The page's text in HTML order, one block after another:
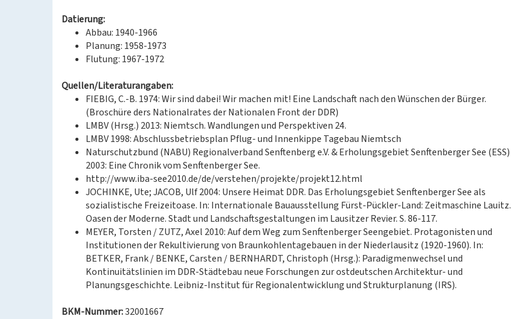
Datierung:
Abbau: 1940-1966
Planung: 1958-1973
Flutung: 1967-1972
Quellen/Literaturangaben:
FIEBIG, C.-B. 1974: Wir sind dabei! Wir machen mit! Eine Landschaft nach den Wünschen der Bürger.
(Broschüre ders Nationalrates der Nationalen Front der DDR)
LMBV (Hrsg.) 2013: Niemtsch. Wandlungen und Perspektiven 24.
LMBV 1998: Abschlussbetriebsplan Pflug- und Innenkippe Tagebau Niemtsch
Naturschutzbund (NABU) Regionalverband Senftenberg e.V. & Erholungsgebiet Senftenberger See (ESS)
2003: Eine Chronik vom Senftenberger See.
http://www.iba-see2010.de/de/verstehen/projekte/projekt12.html
JOCHINKE, Ute; JACOB, Ulf 2004: Unsere Heimat DDR. Das Erholungsgebiet Senftenberger See als
sozialistische Freizeitoase. In: Internationale Bauausstellung Fürst-Pückler-Land: Zeitmaschine Lauitz.
Oasen der Moderne. Stadt und Landschaftsgestaltungen im Lausitzer Revier. S. 86-117.
MEYER, Torsten / ZUTZ, Axel 2010: Auf dem Weg zum Senftenberger Seengebiet. Protagonisten und
Institutionen der Rekultivierung von Braunkohlentagebauen in der Niederlausitz (1920-1960). In:
BETKER, Frank / BENKE, Carsten / BERNHARDT, Christoph (Hrsg.): Paradigmenwechsel und
Kontinuitätslinien im DDR-Städtebau neue Forschungen zur ostdeutschen Architektur- und
Planungsgeschichte. Leibniz-Institut für Regionalentwicklung und Strukturplanung (IRS).
BKM-Nummer:32001667